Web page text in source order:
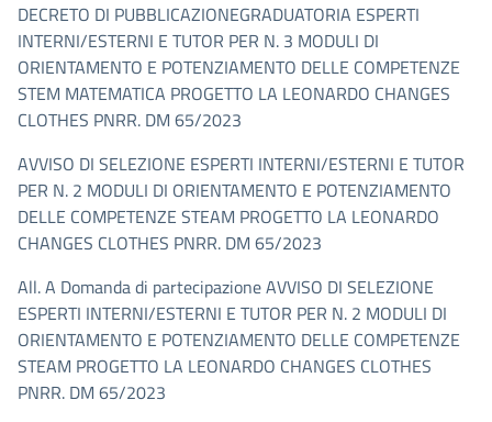
DECRETO DI PUBBLICAZIONEGRADUATORIA ESPERTI
INTERNI/ESTERNI E TUTOR PER N. 3 MODULI DI
ORIENTAMENTO E POTENZIAMENTO DELLE COMPETENZE
STEM MATEMATICA PROGETTO LA LEONARDO CHANGES
CLOTHES PNRR. DM 65/2023
AVVISO DI SELEZIONE ESPERTI INTERNI/ESTERNI E TUTOR
PER N. 2 MODULI DI ORIENTAMENTO E POTENZIAMENTO
DELLE COMPETENZE STEAM PROGETTO LA LEONARDO
CHANGES CLOTHES PNRR. DM 65/2023
All. A Domanda di partecipazione AVVISO DI SELEZIONE
ESPERTI INTERNI/ESTERNI E TUTOR PER N. 2 MODULI DI
ORIENTAMENTO E POTENZIAMENTO DELLE COMPETENZE
STEAM PROGETTO LA LEONARDO CHANGES CLOTHES
PNRR. DM 65/2023